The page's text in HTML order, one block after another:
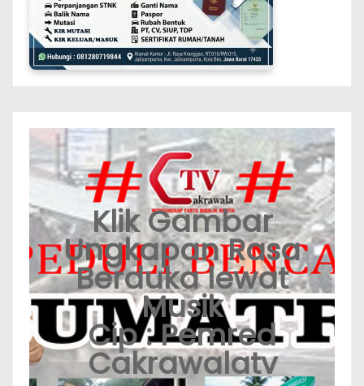
Klik Gambar
Ungkapan Rasa
Berduka lewat
Musik
Cip : Pemred
Cakrawalatv